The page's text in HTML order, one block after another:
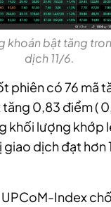
khoán bật tăng
dịch 11/6.
phiên có 76 mã
0,83 điểm (
khối lượng khớp
dịch đạt hơn
UPCoM-Index